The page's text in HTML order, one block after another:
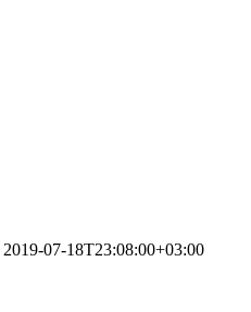
2019-07-18T23:08:00+03:00